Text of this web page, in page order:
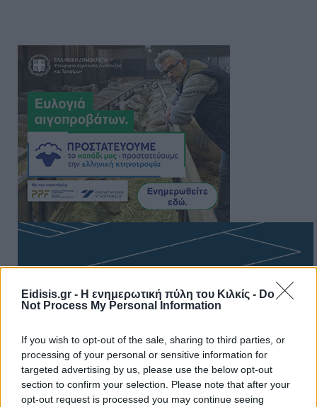
Eidisis.gr - Η ενημερωτική πύλη του Κιλκίς - Do
Not Process My Personal Information
If you wish to opt-out of the sale, sharing to third parties, or
processing of your personal or sensitive information for
targeted advertising by us, please use the below opt-out
section to confirm your selection. Please note that after your
opt-out request is processed you may continue seeing